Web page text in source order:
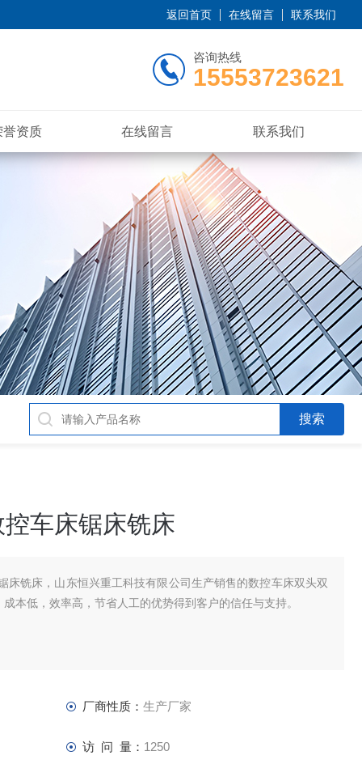
返回首页 在线留言 联系我们
咨询热线
15553723621
誉资质 在线留言 联系我们
车床锯床铣床
床铣床，山东恒兴重工科技有限公司生产销售的数控车床双头双
本低，效率高，节省人工的优势得到客户的信任与支持。
厂商性质： 生产厂家
访 问 量： 1250